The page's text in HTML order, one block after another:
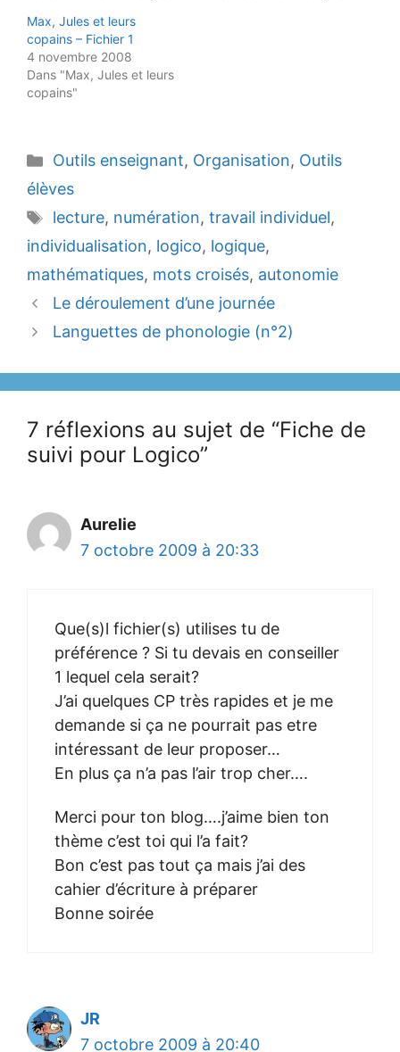
Max, Jules et leurs
copains – Fichier 1
4 novembre 2008
Dans "Max, Jules et leurs
copains"
Catégories
Outils enseignant, Organisation, Outils
élèves
Étiquettes
lecture, numération, travail individuel,
individualisation, logico, logique,
mathématiques, mots croisés, autonomie
Le déroulement d’une journée
Languettes de phonologie (n°2)
7 réflexions au sujet de “Fiche de
suivi pour Logico”
Aurelie
7 octobre 2009 à 20:33
Que(s)l fichier(s) utilises tu de
préférence ? Si tu devais en conseiller
1 lequel cela serait?
J’ai quelques CP très rapides et je me
demande si ça ne pourrait pas etre
intéressant de leur proposer…
En plus ça n’a pas l’air trop cher….
Merci pour ton blog….j’aime bien ton
thème c’est toi qui l’a fait?
Bon c’est pas tout ça mais j’ai des
cahier d’écriture à préparer
Bonne soirée
JR
7 octobre 2009 à 20:40